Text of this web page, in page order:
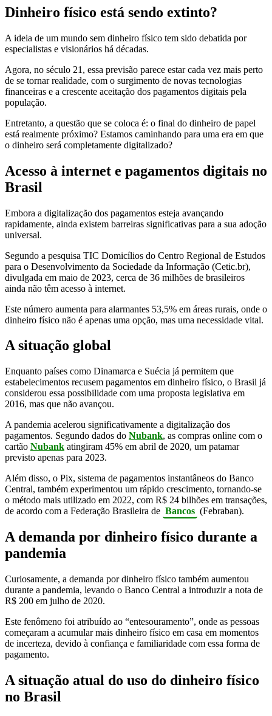
Dinheiro físico está sendo extinto?
A ideia de um mundo sem dinheiro físico tem sido debatida por
especialistas e visionários há décadas.
Agora, no século 21, essa previsão parece estar cada vez mais perto
de se tornar realidade, com o surgimento de novas tecnologias
financeiras e a crescente aceitação dos pagamentos digitais pela
população.
Entretanto, a questão que se coloca é: o final do dinheiro de papel
está realmente próximo? Estamos caminhando para uma era em que
o dinheiro será completamente digitalizado?
Acesso à internet e pagamentos digitais no
Brasil
Embora a digitalização dos pagamentos esteja avançando
rapidamente, ainda existem barreiras significativas para a sua adoção
universal.
Segundo a pesquisa TIC Domicílios do Centro Regional de Estudos
para o Desenvolvimento da Sociedade da Informação (Cetic.br),
divulgada em maio de 2023, cerca de 36 milhões de brasileiros
ainda não têm acesso à internet.
Este número aumenta para alarmantes 53,5% em áreas rurais, onde o
dinheiro físico não é apenas uma opção, mas uma necessidade vital.
A situação global
Enquanto países como Dinamarca e Suécia já permitem que
estabelecimentos recusem pagamentos em dinheiro físico, o Brasil já
considerou essa possibilidade com uma proposta legislativa em
2016, mas que não avançou.
A pandemia acelerou significativamente a digitalização dos
pagamentos. Segundo dados do Nubank, as compras online com o
cartão Nubank atingiram 45% em abril de 2020, um patamar
previsto apenas para 2023.
Além disso, o Pix, sistema de pagamentos instantâneos do Banco
Central, também experimentou um rápido crescimento, tornando-se
o método mais utilizado em 2022, com R$ 24 bilhões em transações,
de acordo com a Federação Brasileira de Bancos (Febraban).
A demanda por dinheiro físico durante a
pandemia
Curiosamente, a demanda por dinheiro físico também aumentou
durante a pandemia, levando o Banco Central a introduzir a nota de
R$ 200 em julho de 2020.
Este fenômeno foi atribuído ao “entesouramento”, onde as pessoas
começaram a acumular mais dinheiro físico em casa em momentos
de incerteza, devido à confiança e familiaridade com essa forma de
pagamento.
A situação atual do uso do dinheiro físico
no Brasil